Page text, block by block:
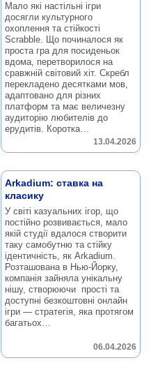
Мало які настільні ігри
досягли культурного
охоплення та стійкості
Scrabble. Що починалося як
проста гра для посиденьок
вдома, перетворилося на
сравжній світовий хіт. Скребл
перекладено десятками мов,
адаптовано для різних
платформ та має величезну
аудиторію любителів до
ерудитів. Коротка…
13.04.2026
Arkadium: ставка на
класику
У світі казуальних ігор, що
постійно розвивається, мало
якій студії вдалося створити
таку самобутню та стійку
ідентичність, як Arkadium.
Розташована в Нью-Йорку,
компанія зайняла унікальну
нішу, створюючи прості та
доступні безкоштовні онлайн
ігри — стратегія, яка протягом
багатьох…
06.04.2026